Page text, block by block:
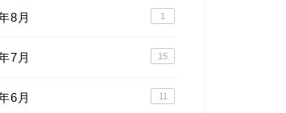
8月 1
7月 15
6月 11